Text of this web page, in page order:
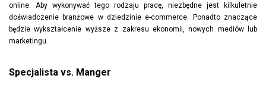
online. Aby wykonywać tego rodzaju pracę, niezbędne jest kilkuletnie
doświadczenie branżowe w dziedzinie e-commerce. Ponadto znaczące
będzie wykształcenie wyższe z zakresu ekonomii, nowych mediów lub
marketingu.
Specjalista vs. Manger